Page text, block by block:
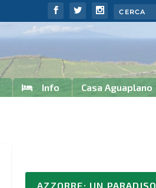
Info Casa Aguaplano
AZZORRE: UN PARADISO